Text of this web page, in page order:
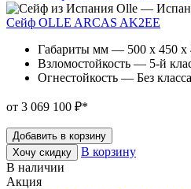
Olle —
Сейф OLLE ARCAS AK2EE
Габариты мм — 500 x 450 x
Взломостойкость — 5-й
Огнестойкость — Без класса
от 3 069 100 ₽*
Добавить в корзину
Хочу скидку
В корзину
В наличии
Акция